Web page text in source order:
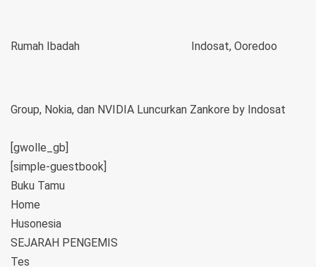
Rumah Ibadah Indosat, Ooredoo
Group, Nokia, dan NVIDIA Luncurkan Zankore by Indosat
[gwolle_gb]
[simple-guestbook]
Buku Tamu
Home
Husonesia
SEJARAH PENGEMIS
Tes